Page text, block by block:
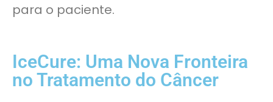
para o paciente.
IceCure: Uma Nova Fronteira
no Tratamento do Câncer